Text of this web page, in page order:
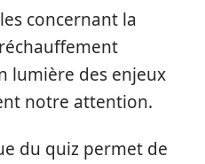
concernant la
lumière des enjeux
notre attention.
du quiz permet de